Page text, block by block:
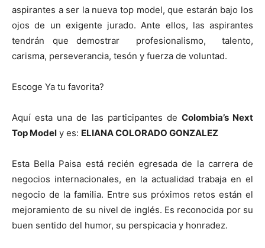
aspirantes a ser la nueva top model, que estarán bajo los
ojos de un exigente jurado. Ante ellos, las aspirantes
tendrán que demostrar profesionalismo, talento,
carisma, perseverancia, tesón y fuerza de voluntad.
Escoge Ya tu favorita?
Aquí esta una de las participantes de Colombia’s Next
Top Model y es: ELIANA COLORADO GONZALEZ
Esta Bella Paisa está recién egresada de la carrera de
negocios internacionales, en la actualidad trabaja en el
negocio de la familia. Entre sus próximos retos están el
mejoramiento de su nivel de inglés. Es reconocida por su
buen sentido del humor, su perspicacia y honradez.